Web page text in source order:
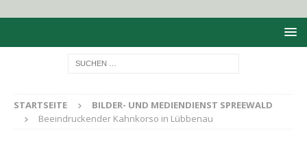
STARTSEITE
BILDER- UND MEDIENDIENST SPREEWALD
Beeindruckender Kahnkorso in Lübbenau